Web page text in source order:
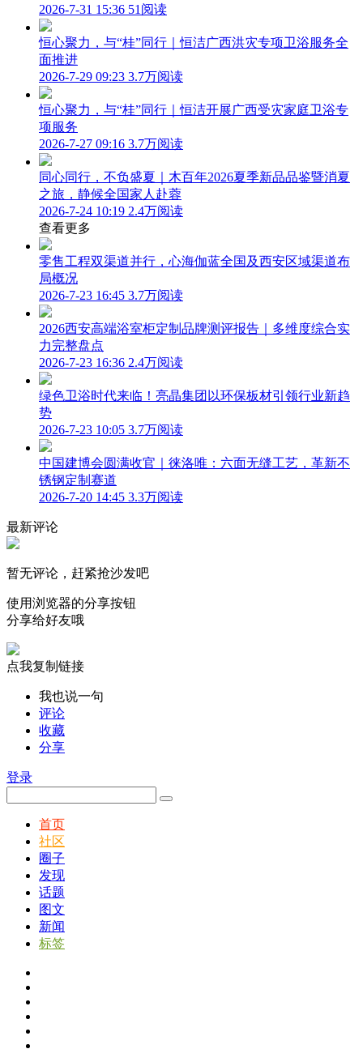
2026-7-31 15:36 51阅读
恒心聚力，与“桂”同行｜恒洁广西洪灾专项卫浴服务全
面推进
2026-7-29 09:23 3.7万阅读
恒心聚力，与“桂”同行｜恒洁开展广西受灾家庭卫浴专
项服务
2026-7-27 09:16 3.7万阅读
同心同行，不负盛夏｜木百年2026夏季新品品鉴暨消夏
之旅，静候全国家人赴蓉
2026-7-24 10:19 2.4万阅读
查看更多
零售工程双渠道并行，心海伽蓝全国及西安区域渠道布
局概况
2026-7-23 16:45 3.7万阅读
2026西安高端浴室柜定制品牌测评报告｜多维度综合实
力完整盘点
2026-7-23 16:36 2.4万阅读
绿色卫浴时代来临！亮晶集团以环保板材引领行业新趋
势
2026-7-23 10:05 3.7万阅读
中国建博会圆满收官｜徕洛唯：六面无缝工艺，革新不
锈钢定制赛道
2026-7-20 14:45 3.3万阅读
最新评论
暂无评论，赶紧抢沙发吧
使用浏览器的分享按钮
分享给好友哦
点我复制链接
我也说一句
评论
收藏
分享
登录
首页
社区
圈子
发现
话题
图文
新闻
标签